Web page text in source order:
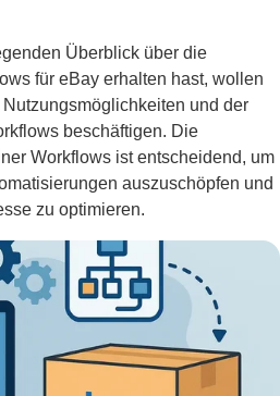
Überblick über die
für eBay erhalten hast, wollen
und der
beschäftigen. Die
Workflows ist entscheidend, um
auszuschöpfen und
zu optimieren.